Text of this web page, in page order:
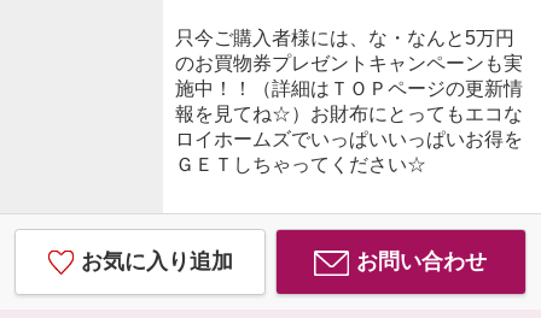
只今ご購入者様には、な・なんと5万円
のお買物券プレゼントキャンペーンも実
施中！！（詳細はＴＯＰページの更新情
報を見てね☆）お財布にとってもエコな
ロイホームズでいっぱいいっぱいお得を
ＧＥＴしちゃってください☆
お気に入り追加 お問い合わせ